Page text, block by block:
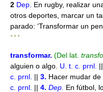
2 Dep. En rugby, realizar
otros deportes, marcar un
parado: ‘Transformar un
* * *
transformar. (Del lat.
alguien o algo. U. t. c. prnl. ||
c. prnl. || 3. Hacer mudar
c. prnl. || 4. Dep. En fútbol,